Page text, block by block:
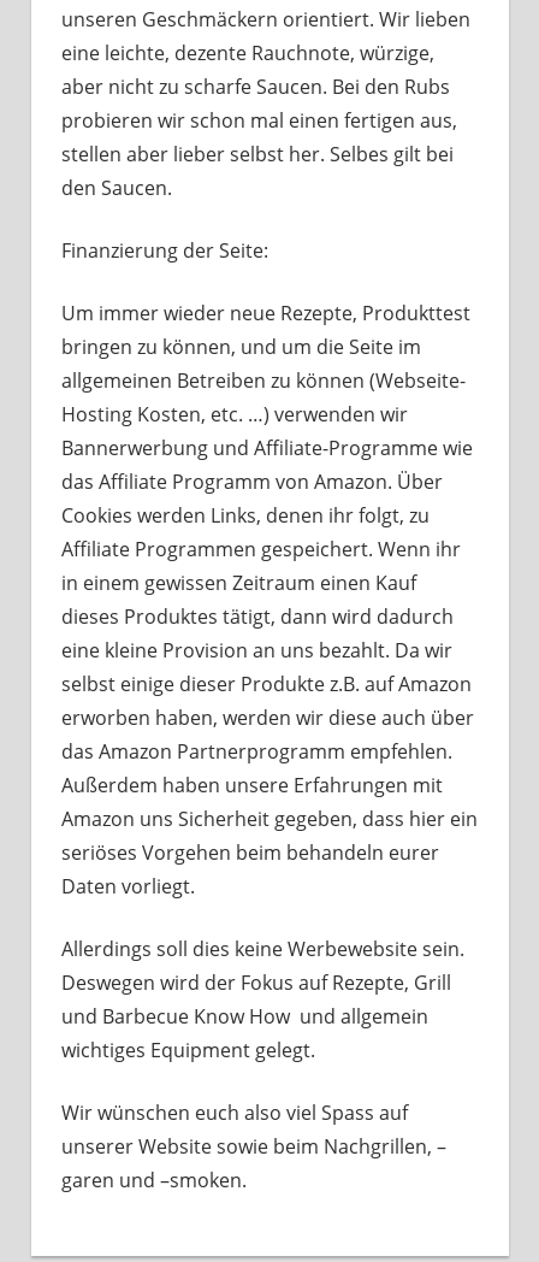
unseren Geschmäckern orientiert. Wir lieben
eine leichte, dezente Rauchnote, würzige,
aber nicht zu scharfe Saucen. Bei den Rubs
probieren wir schon mal einen fertigen aus,
stellen aber lieber selbst her. Selbes gilt bei
den Saucen.
Finanzierung der Seite:
Um immer wieder neue Rezepte, Produkttest
bringen zu können, und um die Seite im
allgemeinen Betreiben zu können (Webseite-
Hosting Kosten, etc. …) verwenden wir
Bannerwerbung und Affiliate-Programme wie
das Affiliate Programm von Amazon. Über
Cookies werden Links, denen ihr folgt, zu
Affiliate Programmen gespeichert. Wenn ihr
in einem gewissen Zeitraum einen Kauf
dieses Produktes tätigt, dann wird dadurch
eine kleine Provision an uns bezahlt. Da wir
selbst einige dieser Produkte z.B. auf Amazon
erworben haben, werden wir diese auch über
das Amazon Partnerprogramm empfehlen.
Außerdem haben unsere Erfahrungen mit
Amazon uns Sicherheit gegeben, dass hier ein
seriöses Vorgehen beim behandeln eurer
Daten vorliegt.
Allerdings soll dies keine Werbewebsite sein.
Deswegen wird der Fokus auf Rezepte, Grill
und Barbecue Know How und allgemein
wichtiges Equipment gelegt.
Wir wünschen euch also viel Spass auf
unserer Website sowie beim Nachgrillen, –
garen und –smoken.